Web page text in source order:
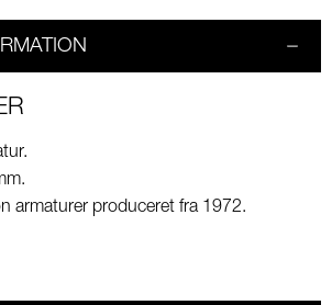
armaturer produceret fra 1972.